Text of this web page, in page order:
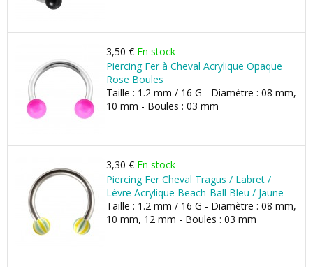
3,50 € En stock
Piercing Fer à Cheval Acrylique Opaque
Rose Boules
Taille : 1.2 mm / 16 G - Diamètre : 08 mm,
10 mm - Boules : 03 mm
3,30 € En stock
Piercing Fer Cheval Tragus / Labret /
Lèvre Acrylique Beach-Ball Bleu / Jaune
Taille : 1.2 mm / 16 G - Diamètre : 08 mm,
10 mm, 12 mm - Boules : 03 mm